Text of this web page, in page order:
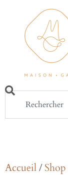
Accueil/Shop